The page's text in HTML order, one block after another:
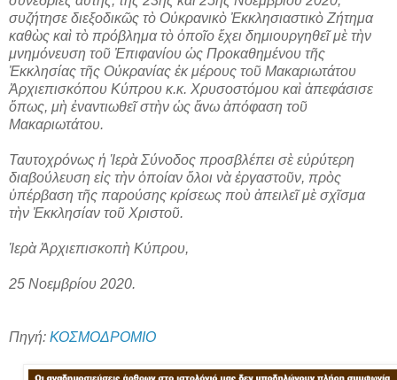
συζήτησε διεξοδικῶς τὸ Οὐκρανικὸ Ἐκκλησιαστικὸ Ζήτημα
καθὼς καὶ τὸ πρόβλημα τὸ ὁποῖο ἔχει δημιουργηθεῖ μὲ τὴν
μνημόνευση τοῦ Ἐπιφανίου ὡς Προκαθημένου τῆς
Ἐκκλησίας τῆς Οὐκρανίας ἐκ μέρους τοῦ Μακαριωτάτου
Ἀρχιεπισκόπου Κύπρου κ.κ. Χρυσοστόμου καὶ ἀπεφάσισε
ὅπως, μὴ ἐναντιωθεῖ στὴν ὡς ἄνω ἀπόφαση τοῦ
Μακαριωτάτου.
Ταυτοχρόνως ἡ Ἱερὰ Σύνοδος προσβλέπει σὲ εὐρύτερη
διαβούλευση εἰς τὴν ὁποίαν ὅλοι νὰ ἐργαστοῦν, πρὸς
ὑπέρβαση τῆς παρούσης κρίσεως ποὺ ἀπειλεῖ μὲ σχῖσμα
τὴν Ἐκκλησίαν τοῦ Χριστοῦ.
Ἱερὰ Ἀρχιεπισκοπὴ Κύπρου,
25 Νοεμβρίου 2020.
Πηγή: ΚΟΣΜΟΔΡΟΜΙΟ